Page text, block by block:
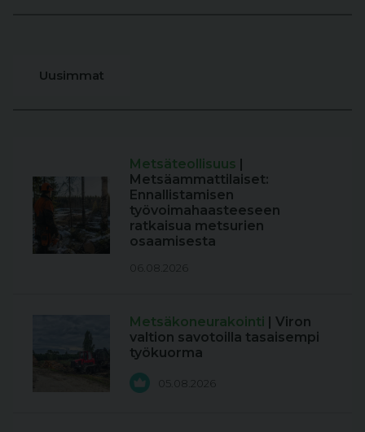
Uusimmat
Metsäteollisuus |
Metsäammattilaiset:
Ennallistamisen
työvoimahaasteeseen
ratkaisua metsurien
osaamisesta
06.08.2026
Metsäkoneurakointi | Viron
valtion savotoilla tasaisempi
työkuorma
05.08.2026